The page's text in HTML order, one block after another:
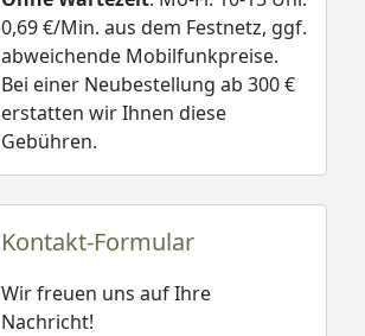
0,69 €/Min. aus dem Festnetz, ggf.
abweichende Mobilfunkpreise.
Bei einer Neubestellung ab 300 €
erstatten wir Ihnen diese
Gebühren.
Kontakt-Formular
Wir freuen uns auf Ihre
Nachricht!